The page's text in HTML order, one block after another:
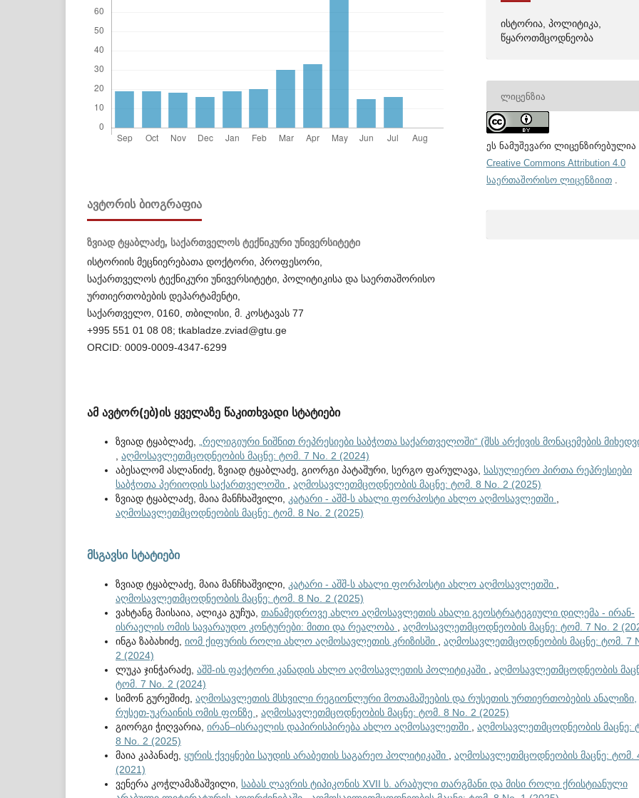
ᲐᲕᲢᲝᲠᲘᲡ ᲑᲘᲝᲒᲠᲐᲤᲘᲐ
ზვიად ტყაბლაძე, საქართველოს ტექნიკური უნივერსიტეტი
ისტორიის მეცნიერებათა დოქტორი, პროფესორი,
საქართველოს ტექნიკური უნივერსიტეტი, პოლიტიკისა და საერთაშორისო
ურთიერთობების დეპარტამენტი,
საქართველო, 0160, თბილისი, მ. კოსტავას 77
+995 551 01 08 08; tkabladze.zviad@gtu.ge
ORCID: 0009-0009-4347-6299
ისტორია, პოლიტიკა,
წყაროთმცოდნეობა
ᲚᲘᲪᲔᲜᲖᲘᲐ
ეს ნამუშევარი ლიცენზირებულია
Creative Commons Attribution 4.0
საერთაშორისო ლიცენზიით .
ამ ავტორ(ებ)ის ყველაზე წაკითხვადი სტატიები
ზვიად ტყაბლაძე, „რელიგიური ნიშნით რეპრესიები საბჭოთა საქართველოში“ (შსს არქივის მონაცემების
, აღმოსავლეთმცოდნეობის მაცნე: ტომ. 7 No. 2 (2024)
აბესალომ ასლანიძე, ზვიად ტყაბლაძე, გიორგი პატაშური, სერგო ფარულავა, სასულიერო პირთა რეპრესიები
საბჭოთა პერიოდის საქართველოში , აღმოსავლეთმცოდნეობის მაცნე: ტომ. 8 No. 2 (2025)
ზვიად ტყაბლაძე, მაია მანჩხაშვილი, კატარი - აშშ-ს ახალი ფორპოსტი ახლო აღმოსავლეთში ,
აღმოსავლეთმცოდნეობის მაცნე: ტომ. 8 No. 2 (2025)
მსგავსი სტატიები
ზვიად ტყაბლაძე, მაია მანჩხაშვილი, კატარი - აშშ-ს ახალი ფორპოსტი ახლო აღმოსავლეთში ,
აღმოსავლეთმცოდნეობის მაცნე: ტომ. 8 No. 2 (2025)
ვახტანგ მაისაია, ალიკა გუჩუა, თანამედროვე ახლო აღმოსავლეთის ახალი გეოსტრატეგიული დილემა - ირან-
ისრაელის ომის სავარაუდო კონტურები: მითი და რეალობა , აღმოსავლეთმცოდნეობის მაცნე: ტომ. 7 No. 2
ინგა ზაბახიძე, იომ ქიფურის როლი ახლო აღმოსავლეთის კრიზისში , აღმოსავლეთმცოდნეობის მაცნე: ტომ. 7
2 (2024)
ლუკა ჯინჭარაძე, აშშ-ის ფაქტორი კანადის ახლო აღმოსავლეთის პოლიტიკაში , აღმოსავლეთმცოდნეობის
ტომ. 7 No. 2 (2024)
სიმონ გურეშიძე, აღმოსავლეთის მსხვილი რეგიონლური მოთამაშეების და რუსეთის ურთიერთობების ანალიზი,
რუსეთ-უკრაინის ომის ფონზე , აღმოსავლეთმცოდნეობის მაცნე: ტომ. 8 No. 2 (2025)
გიორგი ჭიღვარია, ირან–ისრაელის დაპირისპირება ახლო აღმოსავლეთში , აღმოსავლეთმცოდნეობის მაცნე:
8 No. 2 (2025)
მაია კაპანაძე, ყურის ქვეყნები საუდის არაბეთის საგარეო პოლიტიკაში , აღმოსავლეთმცოდნეობის მაცნე: ტომ.
(2021)
ვენერა კოჭლამაზაშვილი, საბას ლავრის ტიპიკონის XVII ს. არაბული თარგმანი და მისი როლი ქრისტიანული